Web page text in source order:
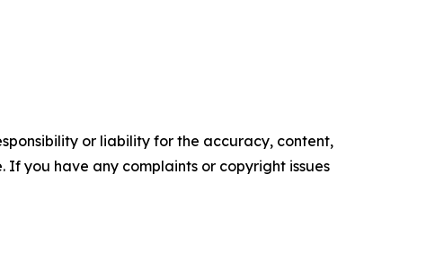
or liability for the accuracy, content,
you have any complaints or copyright issues